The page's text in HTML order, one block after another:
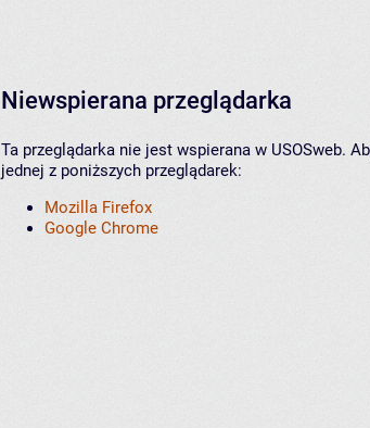
Niewspierana przeglądarka
Ta przeglądarka nie jest wspierana w USOSweb.
jednej z poniższych przeglądarek:
Mozilla Firefox
Google Chrome